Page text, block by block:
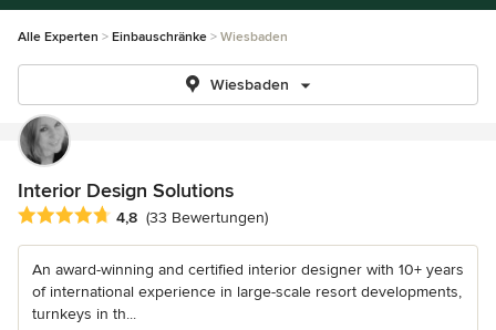
Alle Experten Einbauschränke Wiesbaden
Wiesbaden
Interior Design Solutions
Durchschnittliche Bewertung: 4.8 von 5 Sternen
4,8 (33 Bewertungen)
An award-winning and certified interior designer with 10+ years
of international experience in large-scale resort developments,
turnkeys in th...